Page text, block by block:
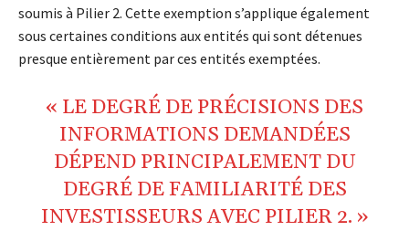
soumis à Pilier 2. Cette exemption s’applique également
sous certaines conditions aux entités qui sont détenues
presque entièrement par ces entités exemptées.
« LE DEGRÉ DE PRÉCISIONS DES
INFORMATIONS DEMANDÉES
DÉPEND PRINCIPALEMENT DU
DEGRÉ DE FAMILIARITÉ DES
INVESTISSEURS AVEC PILIER 2. »